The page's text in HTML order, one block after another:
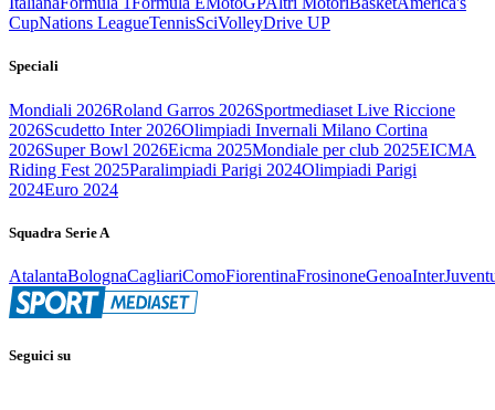
CupNations LeagueTennisSciVolleyDrive UP
Speciali
Mondiali 2026Roland Garros 2026Sportmediaset Live Riccione
2026Scudetto Inter 2026Olimpiadi Invernali Milano Cortina
2026Super Bowl 2026Eicma 2025Mondiale per club 2025EICMA
Riding Fest 2025Paralimpiadi Parigi 2024Olimpiadi Parigi
2024Euro 2024
Squadra Serie A
AtalantaBolognaCagliariComoFiorentinaFrosinoneGenoaInter
Seguici su